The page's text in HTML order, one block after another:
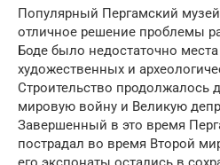
Популярный Пергамский
отличное решение проблемы
Боде было недостаточно
художественных и
Строительство продолжалось
мировую войну и Великую
Завершенный в это время
пострадал во время Второй